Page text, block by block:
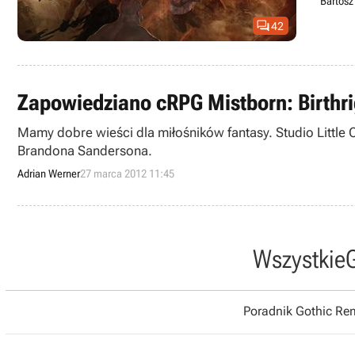
42
Zapowiedziano cRPG Mistborn:
Mamy dobre wieści dla miłośników fantasy. Studio Little
Brandona Sandersona.
Adrian Werner27 marca 2012 11:45
Wszystkie
Poradnik Gothic